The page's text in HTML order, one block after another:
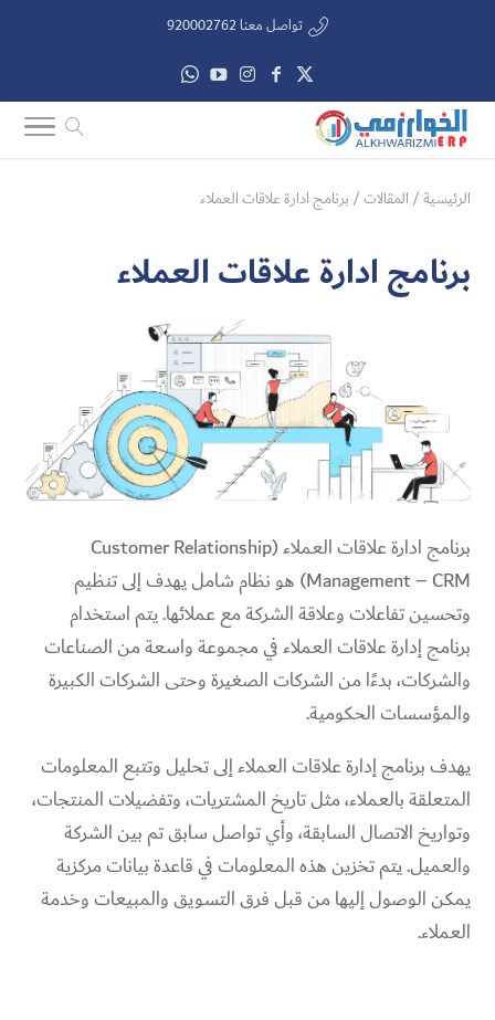
تواصل معنا 920002762
الرئيسية/ المقالات/ برنامج ادارة علاقات العملاء
برنامج ادارة علاقات العملاء
برنامج ادارة علاقات العملاء (Customer Relationship
Management – CRM) هو نظام شامل يهدف إلى تنظيم
وتحسين تفاعلات وعلاقة الشركة مع عملائها. يتم استخدام
برنامج إدارة علاقات العملاء في مجموعة واسعة من الصناعات
والشركات، بدءًا من الشركات الصغيرة وحتى الشركات الكبيرة
والمؤسسات الحكومية.
يهدف برنامج إدارة علاقات العملاء إلى تحليل وتتبع المعلومات
المتعلقة بالعملاء، مثل تاريخ المشتريات، وتفضيلات المنتجات،
وتواريخ الاتصال السابقة، وأي تواصل سابق تم بين الشركة
والعميل. يتم تخزين هذه المعلومات في قاعدة بيانات مركزية
يمكن الوصول إليها من قبل فرق التسويق والمبيعات وخدمة
العملاء.